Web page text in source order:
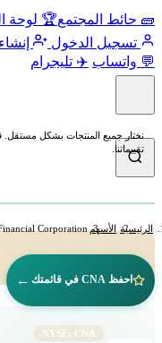
🧱 حائط المجتمع🏆 لوحة
تسجيل الدخول
💬 واتساب ✈️ تليجرام
نختار جميع المنتجات بشكل مستقل.
تقييماتنا.
الرئيسية الأسهم Corporation
احفظ CNA في قائمتك ←
NYSE: CNA